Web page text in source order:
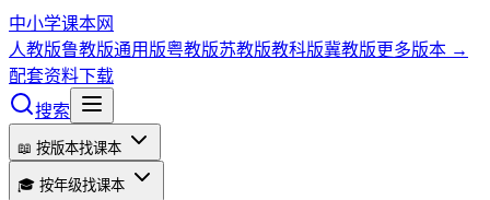
中小学课本网
人教版鲁教版通用版粤教版苏教版教科版冀教版更多版本 →
配套资料下载
搜索
📖 按版本找课本
🎓 按年级找课本